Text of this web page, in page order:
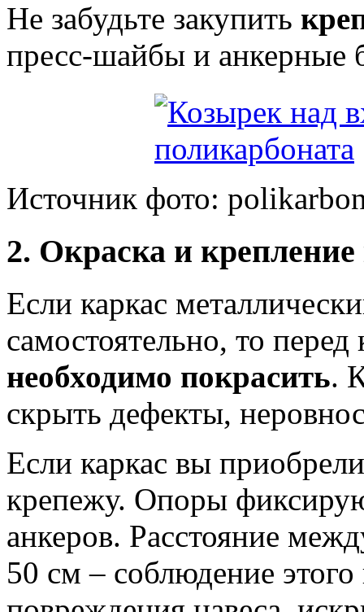
Не забудьте закупить
пресс-шайбы и анкерные
Источник фото:
2. Окраска и крепление
Если каркас
самостоятельно, то
необходимо покрасить.
скрыть дефекты,
Если каркас вы
крепежу. Опоры
анкеров. Расстояние
50 см – соблюдение